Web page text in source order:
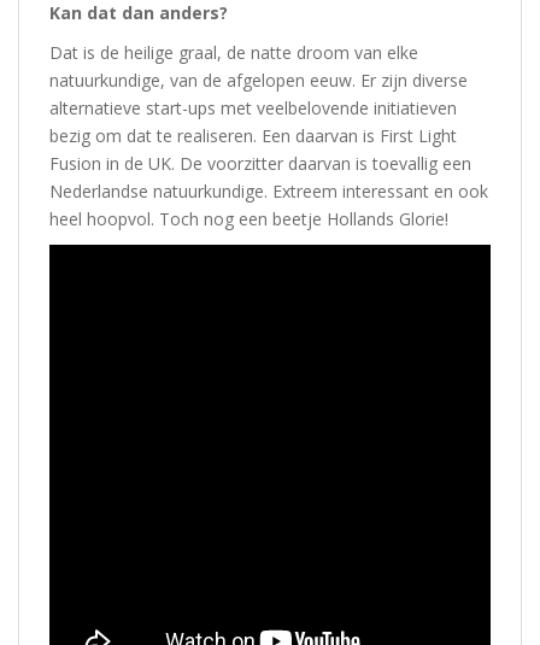
Kan dat dan anders?
Dat is de heilige graal, de natte droom van elke
natuurkundige, van de afgelopen eeuw. Er zijn diverse
alternatieve start-ups met veelbelovende initiatieven
bezig om dat te realiseren. Een daarvan is First Light
Fusion in de UK. De voorzitter daarvan is toevallig een
Nederlandse natuurkundige. Extreem interessant en ook
heel hoopvol. Toch nog een beetje Hollands Glorie!